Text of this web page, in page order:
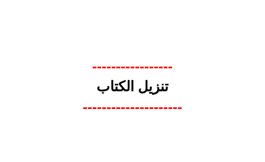
-----------------
تنزيل الكتاب
---------------------